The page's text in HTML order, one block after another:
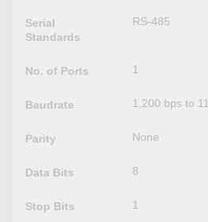
Serial
Standards
RS-485
No. of Ports 1
Baudrate 1,200 bps to
Parity None
Data Bits 8
Stop Bits 1